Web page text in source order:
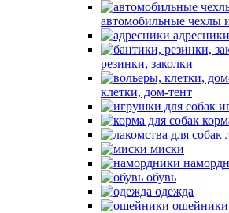
автомобильные чехлы
адресники
резинки, заколки
клетки, дом-тент
миски
обувь
одежда
ошейники